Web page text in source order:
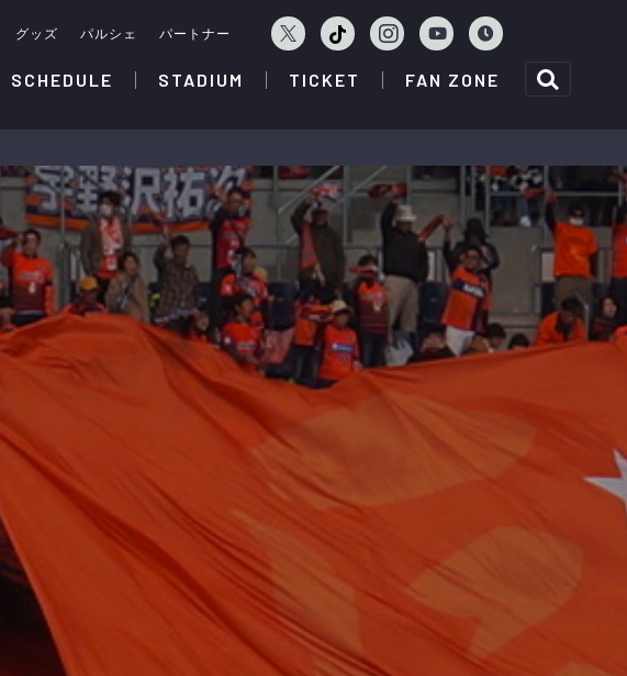
グッズ パルシェ パートナー
SCHEDULE STADIUM TICKET FAN ZONE